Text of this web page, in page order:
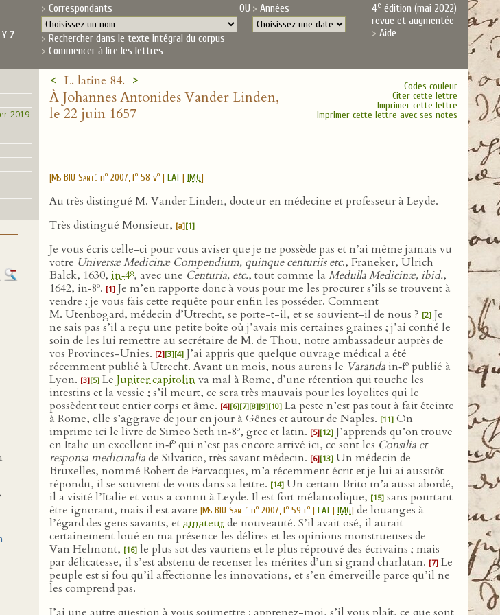
Y Z
Correspondants OU Années
Rechercher dans le texte intégral du corpus
Commencer à lire les lettres
4e édition (mai 2022)
revue et augmentée
Aide